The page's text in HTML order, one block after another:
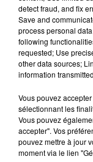
6
detect fraud, and fix
Save and
process personal
following
requested; Use
other data sources;
information
Vous pouvez
sélectionnant les
Vous pouvez
accepter". Vos
pouvez mettre à jour
moment via le lien